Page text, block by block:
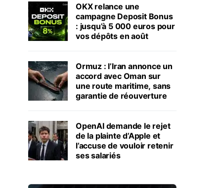
OKX relance une
campagne Deposit Bonus
: jusqu’à 5 000 euros pour
vos dépôts en août
Ormuz : l’Iran annonce un
accord avec Oman sur
une route maritime, sans
garantie de réouverture
OpenAI demande le rejet
de la plainte d’Apple et
l’accuse de vouloir retenir
ses salariés